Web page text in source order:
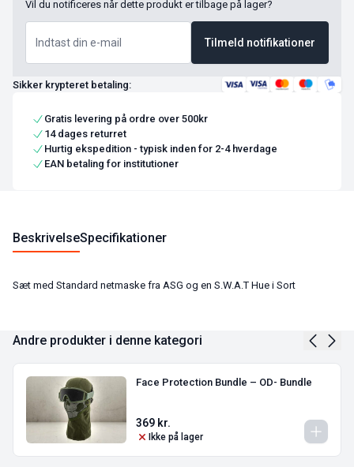
Vil du notificeres når dette produkt er tilbage på lager?
Tilmeld notifikationer
Sikker krypteret betaling:
Gratis levering på ordre over 500kr
14 dages returret
Hurtig ekspedition - typisk inden for 2-4 hverdage
EAN betaling for institutioner
BeskrivelseSpecifikationer
Sæt med Standard netmaske fra ASG og en S.W.A.T Hue i Sort
Andre produkter i denne kategori
Face Protection Bundle – OD- Bundle
369 kr.
Ikke på lager